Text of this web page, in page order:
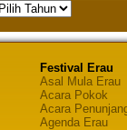
Festival Erau
Asal Mula Erau
Acara Pokok
Acara
Agenda Erau